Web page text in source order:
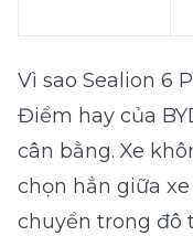
Vì sao Sealion 6
Điểm hay của
cân bằng. Xe
chọn hẳn giữa
chuyển trong đô